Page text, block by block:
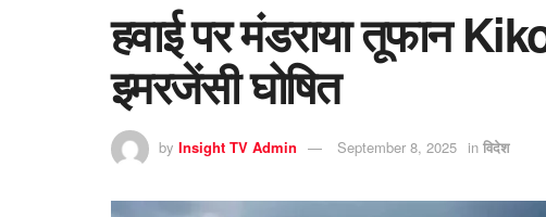
हवाई पर मंडराया तूफान
इमरजेंसी घोषित
by Insight TV Admin September 8, 2025 in विदेश